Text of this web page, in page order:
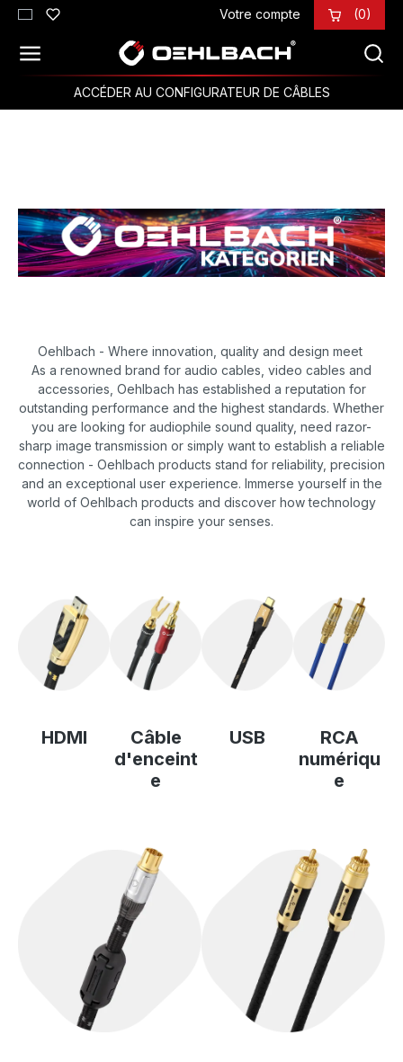
Passer au contenu principal Votre compte (0)
ACCÉDER AU CONFIGURATEUR DE CÂBLES
Oehlbach - Where innovation, quality and design meet
As a renowned brand for audio cables, video cables and
accessories, Oehlbach has established a reputation for
outstanding performance and the highest standards. Whether
you are looking for audiophile sound quality, need razor-
sharp image transmission or simply want to establish a reliable
connection - Oehlbach products stand for reliability, precision
and an exceptional user experience. Immerse yourself in the
world of Oehlbach products and discover how technology
can inspire your senses.
HDMI
Câble
d'enceint
e
USB
RCA
numériqu
e